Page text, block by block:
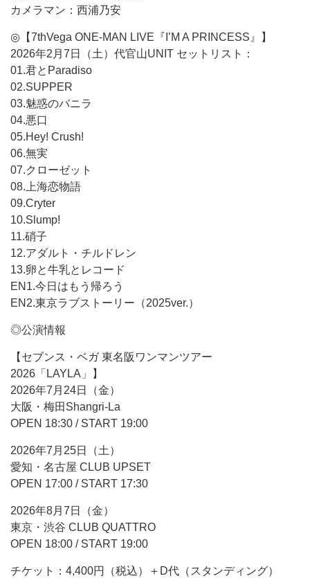
カメラマン：西浦乃安
◎【7thVega ONE-MAN LIVE『I’M A PRINCESS』】
2026年2月7日（土）代官山UNIT セットリスト：
01.君とParadiso
02.SUPPER
03.魅惑のバニラ
04.悪口
05.Hey! Crush!
06.無実
07.クローゼット
08.上海恋物語
09.Cryter
10.Slump!
11.硝子
12.アダルト・チルドレン
13.卵と牛乳とレコード
EN1.今日はもう帰ろう
EN2.東京ラブストーリー（2025ver.）
◎公演情報
【セブンス・ベガ 東名阪ワンマンツアー
2026「LAYLA」】
2026年7月24日（金）
大阪・梅田Shangri-La
OPEN 18:30 / START 19:00
2026年7月25日（土）
愛知・名古屋 CLUB UPSET
OPEN 17:00 / START 17:30
2026年8月7日（金）
東京・渋谷 CLUB QUATTRO
OPEN 18:00 / START 19:00
チケット：4,400円（税込）＋D代（スタンディング）